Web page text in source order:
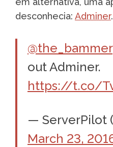
desconhecia: Adminer.
@the_bammer
out Adminer.
https://t.co/
— ServerPilot
March 23,